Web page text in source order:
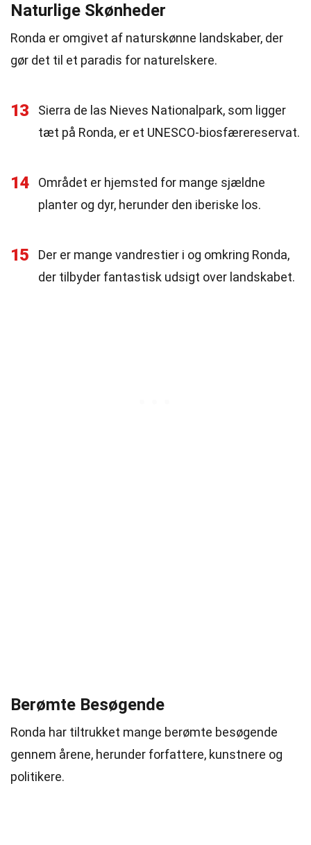
Naturlige Skønheder
Ronda er omgivet af naturskønne landskaber, der
gør det til et paradis for naturelskere.
13
Sierra de las Nieves Nationalpark, som ligger
tæt på Ronda, er et UNESCO-biosfærereservat.
14
Området er hjemsted for mange sjældne
planter og dyr, herunder den iberiske los.
15
Der er mange vandrestier i og omkring Ronda,
der tilbyder fantastisk udsigt over landskabet.
Berømte Besøgende
Ronda har tiltrukket mange berømte besøgende
gennem årene, herunder forfattere, kunstnere og
politikere.